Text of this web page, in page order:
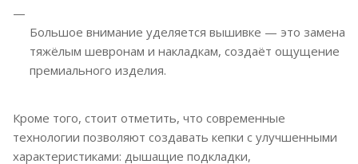
Большое внимание уделяется вышивке — это замена
тяжёлым шевронам и накладкам, создаёт ощущение
премиального изделия.
Кроме того, стоит отметить, что современные
технологии позволяют создавать кепки с улучшенными
характеристиками: дышащие подкладки,